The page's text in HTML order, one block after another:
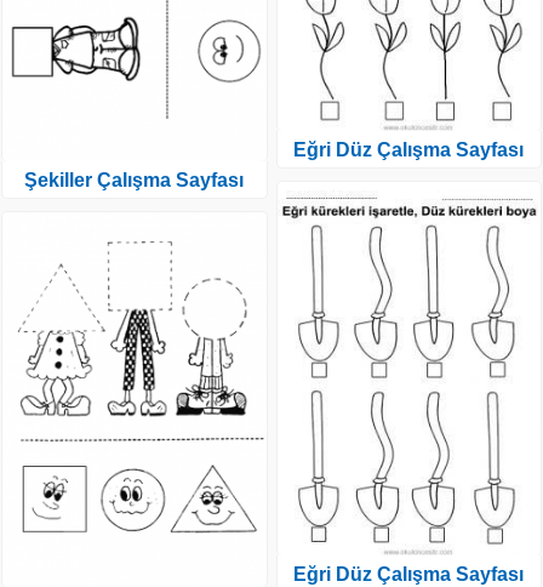
Şekiller Çalışma Sayfası
Eğri Düz Çalışma Sayfası
Eğri Düz Çalışma Sayfası